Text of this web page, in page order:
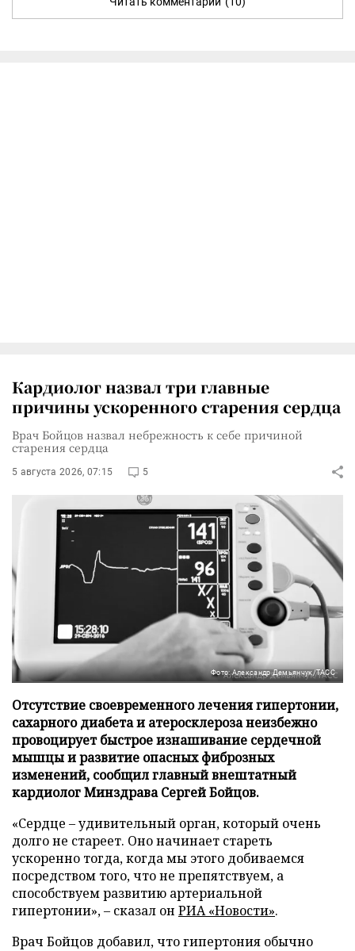
Кардиолог назвал три главные
причины ускоренного старения сердца
Врач Бойцов назвал небрежность к себе причиной
старения сердца
5 августа 2026, 07:15 5
Фото: Александр Демьянчук/ТАСС
Отсутствие своевременного лечения гипертонии,
сахарного диабета и атеросклероза неизбежно
провоцирует быстрое изнашивание сердечной
мышцы и развитие опасных фиброзных
изменений, сообщил главный внештатный
кардиолог Минздрава Сергей Бойцов.
«Сердце – удивительный орган, который очень
долго не стареет. Оно начинает стареть
ускоренно тогда, когда мы этого добиваемся
посредством того, что не препятствуем, а
способствуем развитию артериальной
гипертонии», – сказал он РИА «Новости».
Врач Бойцов добавил, что гипертония обычно